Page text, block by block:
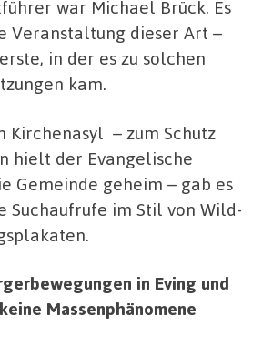
war Michael Brück. Es
Veranstaltung dieser Art –
in der es zu solchen
kam.
Kirchenasyl – zum Schutz
hielt der Evangelische
Gemeinde geheim – gab es
Suchaufrufe im Stil von Wild-
in Eving und
Massenphänomene